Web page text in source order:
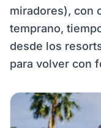
miradores), con
temprano,
desde los
para volver con